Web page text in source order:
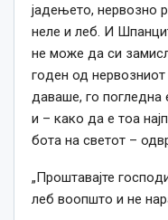
ја­де­ње­то, нер­воз­но
не­ле и леб. И
не мо­же да си
го­ден од нер­воз­ни­от
да­ва­ше, го пог­лед­на
и – ка­ко да е то­а
бо­та на све­тот –
„Прош­та­вај­те
леб во­оп­што и не